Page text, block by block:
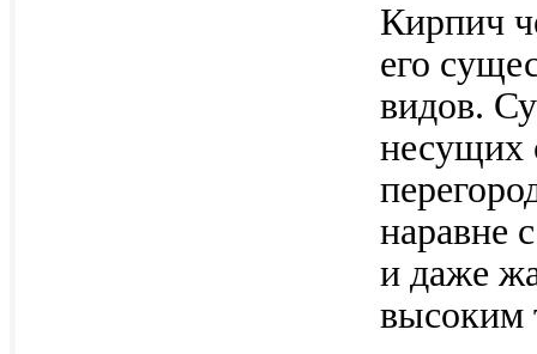
Кирпич
его
видов.
несущих
наравне
и даже
высоким